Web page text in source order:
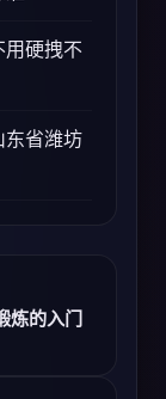
用硬拽不
东省潍坊
炼的入门